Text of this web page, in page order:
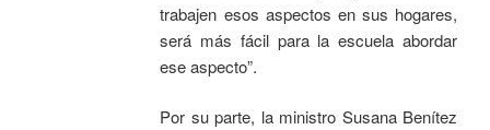
trabajen esos aspectos en sus hogares,
será más fácil para la escuela abordar
ese aspecto”.
Por su parte, la ministro Susana Benítez